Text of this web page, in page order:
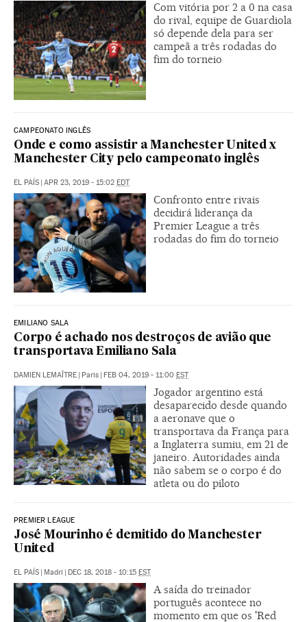
Com vitória por 2 a 0 na casa
do rival, equipe de Guardiola
só depende dela para ser
campeã a três rodadas do
fim do torneio
CAMPEONATO INGLÊS
Onde e como assistir a Manchester United x
Manchester City pelo campeonato inglês
EL PAÍS APR 23, 2019 - 15:02 EDT
Confronto entre rivais
decidirá liderança da
Premier League a três
rodadas do fim do torneio
EMILIANO SALA
Corpo é achado nos destroços de avião que
transportava Emiliano Sala
DAMIEN LEMAÎTRE | Paris | FEB 04, 2019 - 11:00 EST
Jogador argentino está
desaparecido desde quando
a aeronave que o
transportava da França para
a Inglaterra sumiu, em 21 de
janeiro. Autoridades ainda
não sabem se o corpo é do
atleta ou do piloto
PREMIER LEAGUE
José Mourinho é demitido do Manchester
United
EL PAÍS | Madri | DEC 18, 2018 - 10:15 EST
A saída do treinador
português acontece no
momento em que os 'Red